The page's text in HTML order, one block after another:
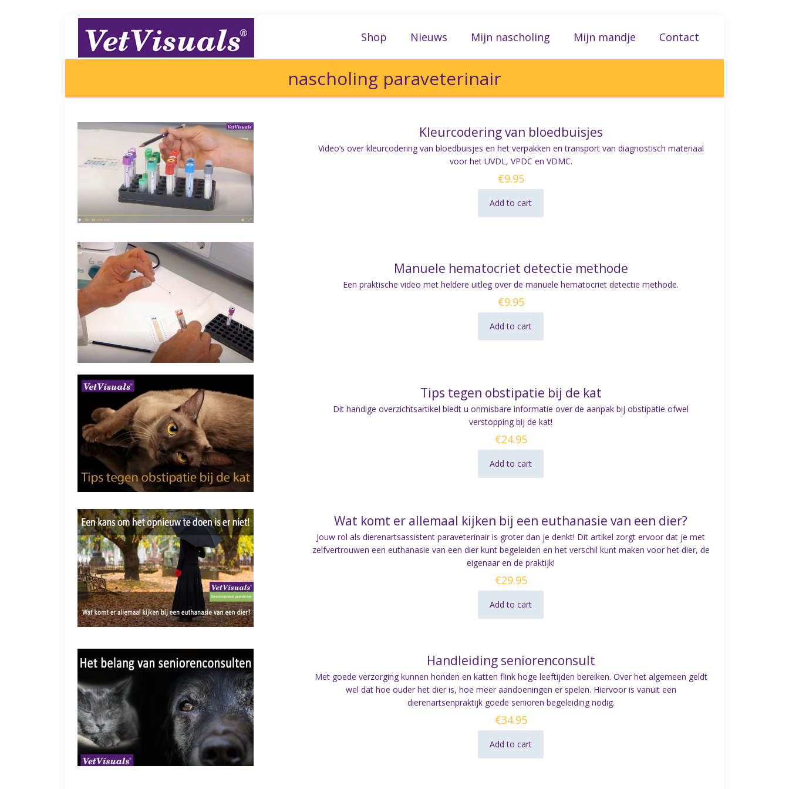
Shop Nieuws Mijn nascholing Mijn mandje Contact
nascholing paraveterinair
Kleurcodering van bloedbuisjes
Video’s over kleurcodering van bloedbuisjes en het verpakken en transport van diagnostisch materiaal
voor het UVDL, VPDC en VDMC.
€9.95
Add to cart
Manuele hematocriet detectie methode
Een praktische video met heldere uitleg over de manuele hematocriet detectie methode.
€9.95
Add to cart
Tips tegen obstipatie bij de kat
Dit handige overzichtsartikel biedt u onmisbare informatie over de aanpak bij obstipatie ofwel
verstopping bij de kat!
€24.95
Add to cart
Wat komt er allemaal kijken bij een euthanasie van een dier?
Jouw rol als dierenartsassistent paraveterinair is groter dan je denkt! Dit artikel zorgt ervoor dat je met
zelfvertrouwen een euthanasie van een dier kunt begeleiden en het verschil kunt maken voor het dier, de
eigenaar en de praktijk!
€29.95
Add to cart
Handleiding seniorenconsult
Met goede verzorging kunnen honden en katten flink hoge leeftijden bereiken. Over het algemeen geldt
wel dat hoe ouder het dier is, hoe meer aandoeningen er spelen. Hiervoor is vanuit een
dierenartsenpraktijk goede senioren begeleiding nodig.
€34.95
Add to cart